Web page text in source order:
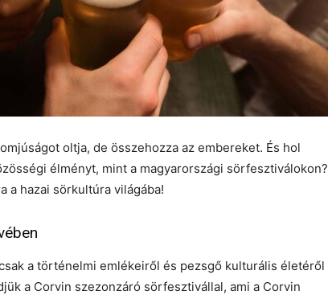
oltja, de összehozza az embereket. És hol
élményt, mint a magyarországi sörfesztiválokon?
a hazai sörkultúra világába!
a történelmi emlékeiről és pezsgő kulturális életéről
a Corvin szezonzáró sörfesztivállal, ami a Corvin